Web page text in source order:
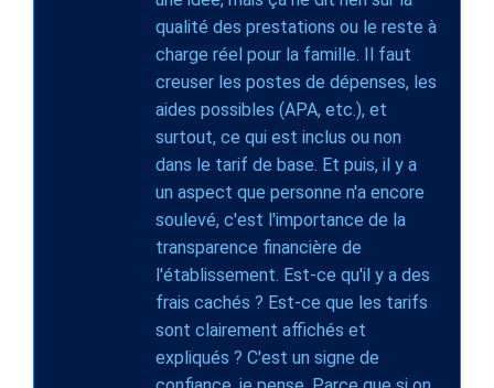
qualité des prestations ou le reste à
charge réel pour la famille. Il faut
creuser les postes de dépenses, les
aides possibles (APA, etc.), et
surtout, ce qui est inclus ou non
dans le tarif de base. Et puis, il y a
un aspect que personne n'a encore
soulevé, c'est l'importance de la
transparence financière de
l'établissement. Est-ce qu'il y a des
frais cachés ? Est-ce que les tarifs
sont clairement affichés et
expliqués ? C'est un signe de